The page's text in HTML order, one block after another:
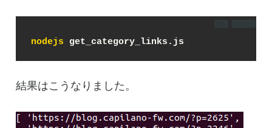
nodejs get_category_links.js
結果はこうなりました。